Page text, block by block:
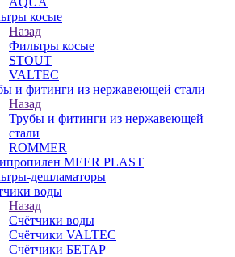
косые
Назад
Фильтры косые
STOUT
VALTEC
и фитинги из нержавеющей стали
Назад
Трубы и фитинги из нержавеющей
стали
ROMMER
MEER PLAST
дешламаторы
воды
Назад
Счётчики воды
Счётчики VALTEC
Счётчики БЕТАР